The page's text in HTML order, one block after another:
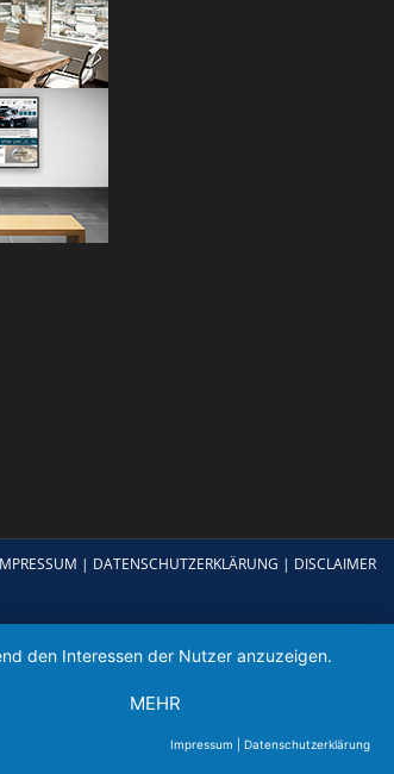
| DATENSCHUTZERKLÄRUNG | DISCLAIMER
den Interessen der Nutzer anzuzeigen.
MEHR
Impressum Datenschutzerklärung